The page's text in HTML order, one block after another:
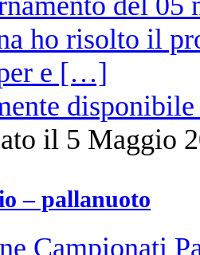
il 5 Maggio
– pallanuoto
Campionati